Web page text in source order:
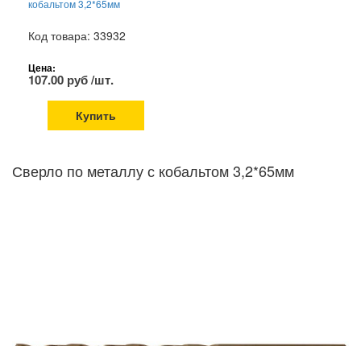
кобальтом 3,2*65мм
Код товара: 33932
Цена:
107.00 руб /шт.
Купить
Сверло по металлу с кобальтом 3,2*65мм